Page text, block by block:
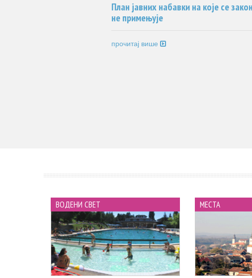
План јавних набавки на које се закон
не примењује
прочитај више
ВОДЕНИ СВЕТ МЕСТА